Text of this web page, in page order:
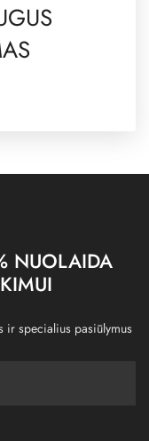
NUOLAIDA
ir specialius pasiūlymus